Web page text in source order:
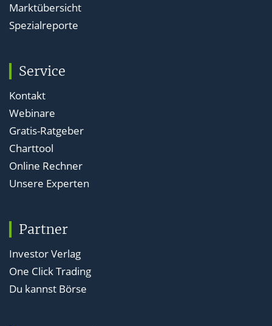
Marktübersicht
Spezialreporte
Service
Kontakt
Webinare
Gratis-Ratgeber
Charttool
Online Rechner
Unsere Experten
Partner
Investor Verlag
One Click Trading
Du kannst Börse